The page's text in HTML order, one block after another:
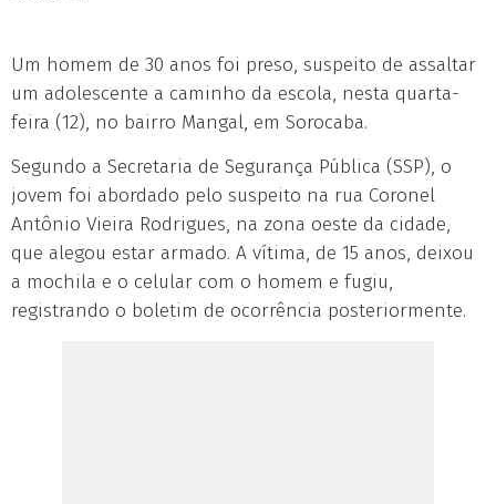
Um homem de 30 anos foi preso, suspeito de assaltar
um adolescente a caminho da escola, nesta quarta-
feira (12), no bairro Mangal, em Sorocaba.
Segundo a Secretaria de Segurança Pública (SSP), o
jovem foi abordado pelo suspeito na rua Coronel
Antônio Vieira Rodrigues, na zona oeste da cidade,
que alegou estar armado. A vítima, de 15 anos, deixou
a mochila e o celular com o homem e fugiu,
registrando o boletim de ocorrência posteriormente.